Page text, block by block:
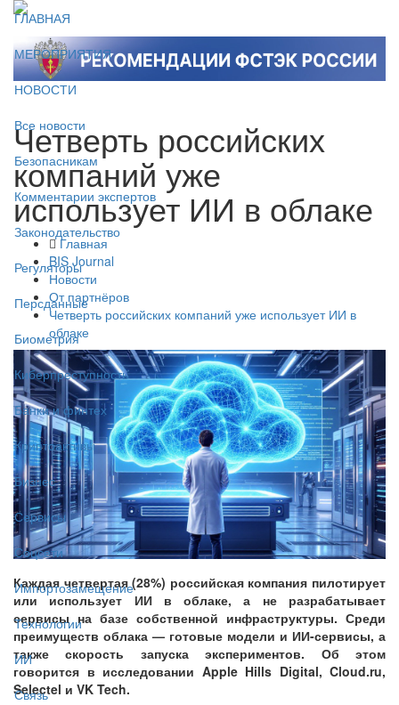
ГЛАВНАЯ
МЕРОПРИЯТИЯ
НОВОСТИ
Все новости
Безопасникам
Комментарии экспертов
Законодательство
Регуляторы
Персданные
Биометрия
Киберпреступность
Банки и финтех
Криптоактивы
Бизнес
Сервисы
Соцсети
Импортозамещение
Технологии
ИИ
Связь
Четверть российских
компаний уже
использует ИИ в облаке
Главная
BIS Journal
Новости
От партнёров
Четверть российских компаний уже использует ИИ в
облаке
Каждая четвертая (28%) российская компания пилотирует
или использует ИИ в облаке, а не разрабатывает
сервисы на базе собственной инфраструктуры. Среди
преимуществ облака — готовые модели и ИИ-сервисы, а
также скорость запуска экспериментов. Об этом
говорится в исследовании Apple Hills Digital, Cloud.ru,
Selectel и VK Tech.